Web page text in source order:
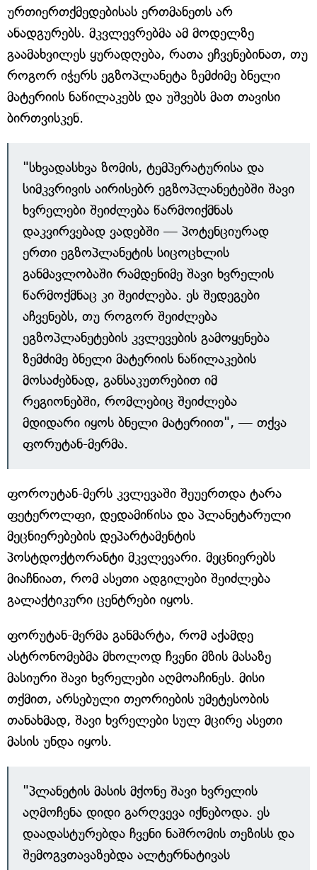
ურთიერთქმედებისას ერთმანეთს არ
ანადგურებს. მკვლევრებმა ამ მოდელზე
გაამახვილეს ყურადღება, რათა ეჩვენებინათ, თუ
როგორ იჭერს ეგზოპლანეტა ზემძიმე ბნელი
მატერიის ნაწილაკებს და უშვებს მათ თავისი
ბირთვისკენ.
"სხვადასხვა ზომის, ტემპერატურისა და
სიმკვრივის აირისებრ ეგზოპლანეტებში შავი
ხვრელები შეიძლება წარმოიქმნას
დაკვირვებად ვადებში — პოტენციურად
ერთი ეგზოპლანეტის სიცოცხლის
განმავლობაში რამდენიმე შავი ხვრელის
წარმოქმნაც კი შეიძლება. ეს შედეგები
აჩვენებს, თუ როგორ შეიძლება
ეგზოპლანეტების კვლევების გამოყენება
ზემძიმე ბნელი მატერიის ნაწილაკების
მოსაძებნად, განსაკუთრებით იმ
რეგიონებში, რომლებიც შეიძლება
მდიდარი იყოს ბნელი მატერიით", — თქვა
ფორუტან-მერმა.
ფოროუტან-მერს კვლევაში შეუერთდა ტარა
ფეტეროლფი, დედამიწისა და პლანეტარული
მეცნიერებების დეპარტამენტის
პოსტდოქტორანტი მკვლევარი. მეცნიერებს
მიაჩნიათ, რომ ასეთი ადგილები შეიძლება
გალაქტიკური ცენტრები იყოს.
ფორუტან-მერმა განმარტა, რომ აქამდე
ასტრონომებმა მხოლოდ ჩვენი მზის მასაზე
მასიური შავი ხვრელები აღმოაჩინეს. მისი
თქმით, არსებული თეორიების უმეტესობის
თანახმად, შავი ხვრელები სულ მცირე ასეთი
მასის უნდა იყოს.
"პლანეტის მასის მქონე შავი ხვრელის
აღმოჩენა დიდი გარღვევა იქნებოდა. ეს
დაადასტურებდა ჩვენი ნაშრომის თეზისს და
შემოგვთავაზებდა ალტერნატივას